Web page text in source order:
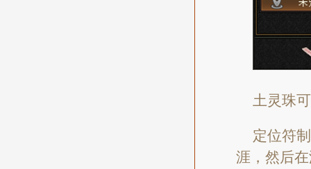
土灵珠
定位符
涯，然后